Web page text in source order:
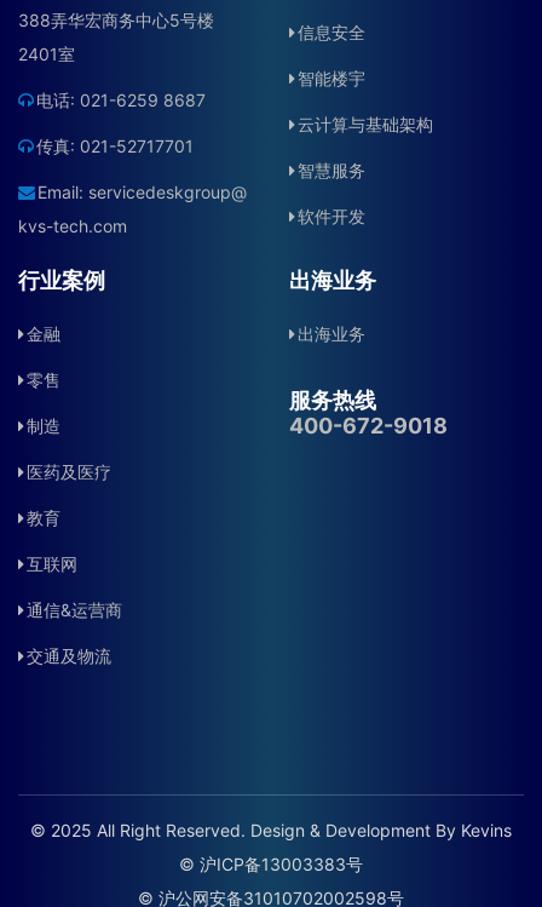
388弄华宏商务中心5号楼
2401室
电话: 021-6259 8687
传真: 021-52717701
Email: servicedeskgroup@
kvs-tech.com
信息安全
智能楼宇
云计算与基础架构
智慧服务
软件开发
行业案例
金融
零售
制造
医药及医疗
教育
互联网
通信&运营商
交通及物流
出海业务
出海业务
服务热线
400-672-9018
© 2025 All Right Reserved. Design & Development By Kevins
© 沪ICP备13003383号
© 沪公网安备31010702002598号